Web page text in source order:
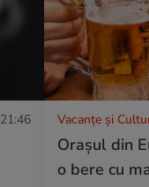
21:46 Vacanțe și
Orașul din
o bere cu